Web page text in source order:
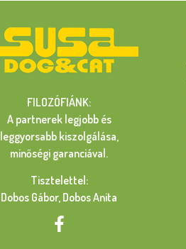
FILOZÓFIÁNK:
A partnerek legjobb és
leggyorsabb kiszolgálása,
minőségi garanciával.
Tisztelettel:
Dobos Gábor, Dobos Anita